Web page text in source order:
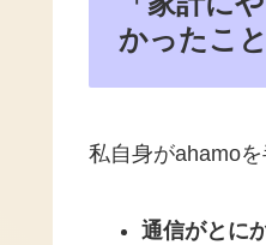
かったこと
私自身がahamoを
通信がとに